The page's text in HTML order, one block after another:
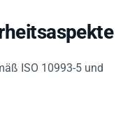
ISO 10993-5 und